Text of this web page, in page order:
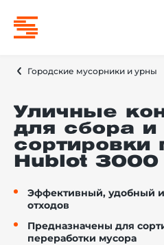
Городские мусорники и урны
Уличные
для сбора и
сортировки
Hublot 3000
Эффективный, удобный
отходов
Предназначены для
переработки мусора